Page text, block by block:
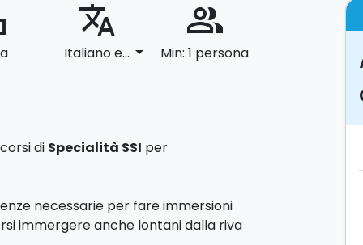
translate
Italiano e... arrow_drop_down
people_alt
Min: 1 persona
di Specialità SSI per
necessarie per fare immersioni
immergere anche lontani dalla riva